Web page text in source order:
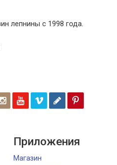
лепнины с 1998 года.
Приложения
Магазин